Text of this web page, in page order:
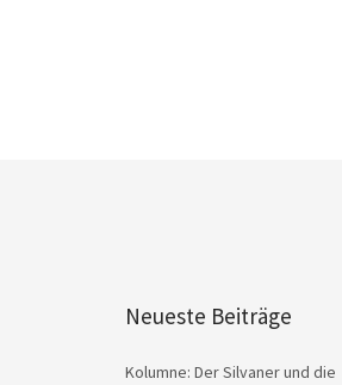
Neueste Beiträge
Kolumne: Der Silvaner und die